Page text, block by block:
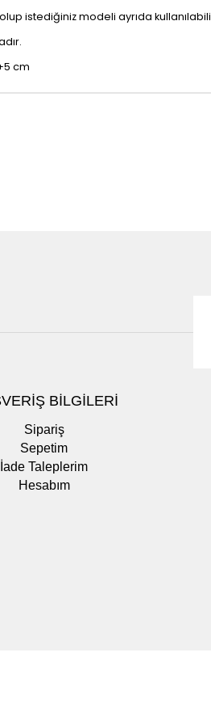
istediğiniz modeli ayrıda
cm
BİLGİLERİ
Sipariş
Sepetim
İade Taleplerim
Hesabım